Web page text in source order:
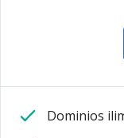
Dominios